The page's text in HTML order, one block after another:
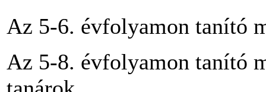
Az 5-6. évfolyamon tanító
Az 5-8. évfolyamon tanító